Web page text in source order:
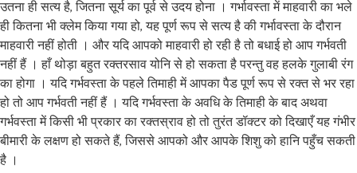
उतना ही सत्य है, जितना सूर्य का पूर्व से उदय होना । गर्भावस्ता में माहवारी का भले
ही कितना भी क्लेम किया गया हो, यह पूर्ण रूप से सत्य है की गर्भावस्ता के दौरान
माहवारी नहीं होती । और यदि आपको माहवारी हो रही है तो बधाई हो आप गर्भवती
नहीं हैं । हाँ थोड़ा बहुत रक्तरसाव योनि से हो सकता है परन्तु वह हलके गुलाबी रंग
का होगा । यदि गर्भवस्ता के पहले तिमाही में आपका पैड पूर्ण रूप से रक्त से भर रहा
हो तो आप गर्भवती नहीं हैं । यदि गर्भवस्ता के अवधि के तिमाही के बाद अथवा
गर्भवस्ता में किसी भी प्रकार का रक्तस्राव हो तो तुरंत डॉक्टर को दिखाएँ यह गंभीर
बीमारी के लक्षण हो सकते हैं, जिससे आपको और आपके शिशु को हानि पहुँच सकती
है ।